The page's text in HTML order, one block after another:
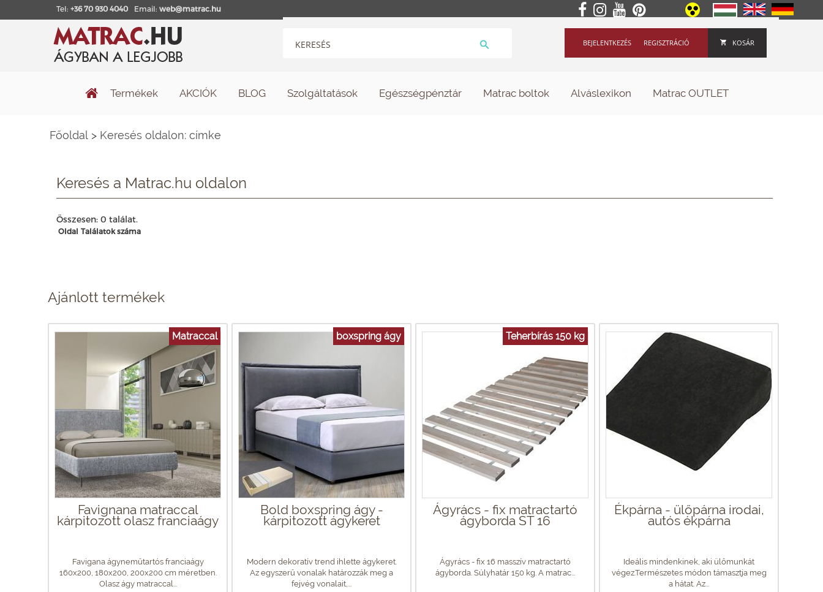
Tel: +36 70 930 4040 Email: web@matrac.hu
KOSÁR
REGISZTRÁCIÓ
BEJELENTKEZÉS
Termékek AKCIÓK BLOG Szolgáltatások Egészségpénztár Matrac boltok Alváslexikon Matrac OUTLET
Főoldal > Keresés oldalon: címke
Keresés a Matrac.hu oldalon
Összesen: 0 találat.
Oldal Találatok száma
Ajánlott termékek
Matraccal
Favignana matraccal
kárpitozott olasz franciaágy
Favigana ágyneműtartós franciaágy
160x200, 180x200, 200x200 cm méretben.
Olasz ágy matraccal...
boxspring ágy
Bold boxspring ágy -
kárpitozott ágykeret
Modern dekoratív trend ihlette ágykeret.
Az egyszerű vonalak határozzák meg a
fejvég vonalait,...
Teherbírás 150 kg
Ágyrács - fix matractartó
ágyborda ST 16
Ágyrács - fix 16 masszív matractartó
ágyborda. Súlyhatár 150 kg. A matrac...
Ékpárna - ülőpárna irodai,
autós ékpárna
Ideális mindenkinek, aki ülőmunkát
végez.Természetes módon támasztja meg
a hátat. Az...